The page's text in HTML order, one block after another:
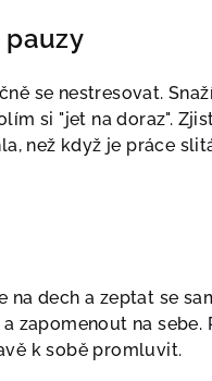
pauzy
se nestresovat.
si "jet na doraz".
než když je práce
dech a zeptat se
zapomenout na sebe.
k sobě promluvit.